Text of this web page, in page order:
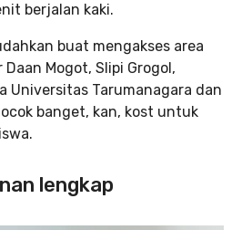
berjalan kaki.
buat mengakses area
Mogot, Slipi Grogol,
Universitas Tarumanagara dan
banget, kan, kost untuk
lengkap